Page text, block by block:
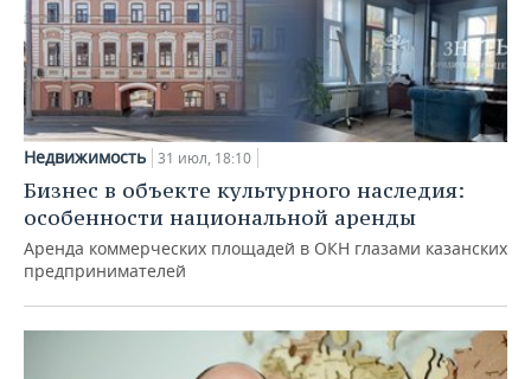
Недвижимость 31 июл, 18:10
Бизнес в объекте культурного наследия:
особенности национальной аренды
Аренда коммерческих площадей в ОКН глазами казанских
предпринимателей